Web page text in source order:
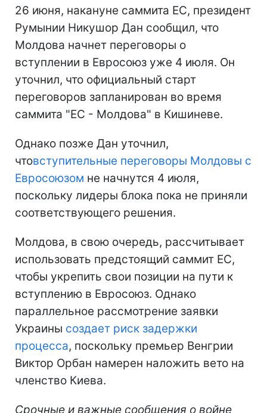
26 июня, накануне саммита ЕС, президент
Румынии Никушор Дан сообщил, что
Молдова начнет переговоры о
вступлении в Евросоюз уже 4 июля. Он
уточнил, что официальный старт
переговоров запланирован во время
саммита "ЕС - Молдова" в Кишиневе.
Однако позже Дан уточнил,
чтовступительные переговоры Молдовы с
Евросоюзом не начнутся 4 июля,
поскольку лидеры блока пока не приняли
соответствующего решения.
Молдова, в свою очередь, рассчитывает
использовать предстоящий саммит ЕС,
чтобы укрепить свои позиции на пути к
вступлению в Евросоюз. Однако
параллельное рассмотрение заявки
Украины создает риск задержки
процесса, поскольку премьер Венгрии
Виктор Орбан намерен наложить вето на
членство Киева.
Срочные и важные сообщения о войне